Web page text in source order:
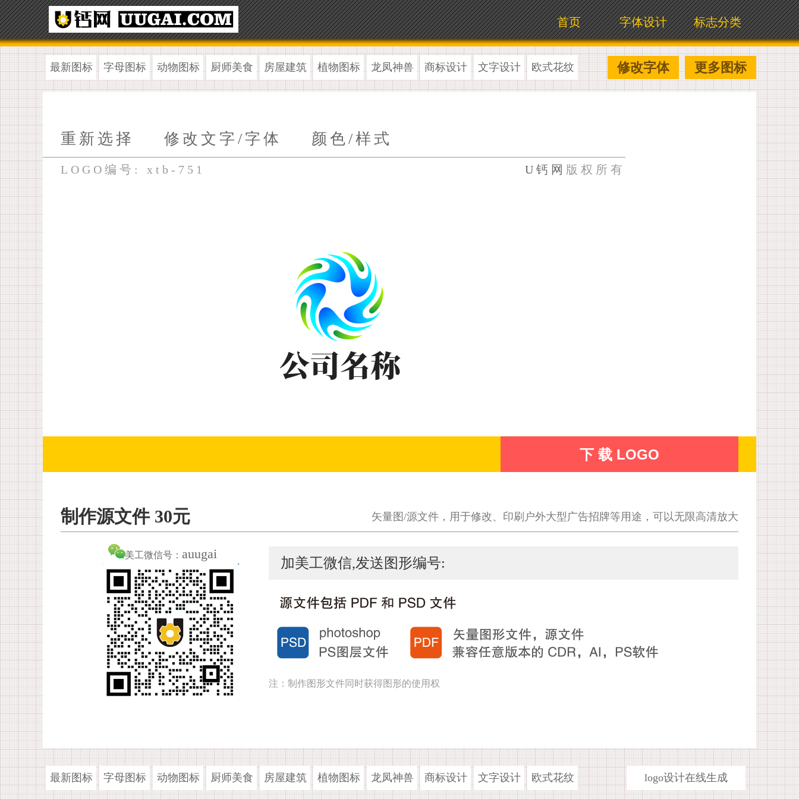
标志分类
字体设计
首页
最新图标 字母图标 动物图标 厨师美食 房屋建筑 植物图标 龙凤神兽 商标设计 文字设计 欧式花纹 更多图标
修改字体
重新选择 修改文字/字体 颜色/样式
LOGO编号: xtb-751 U钙网 版权所有
下 载 LOGO
制作源文件 30元 矢量图/源文件，用于修改、印刷户外大型广告招牌等用途，可以无限高清放大
美工微信号： auugai
加美工微信,发送图形编号:
注：制作图形文件同时获得图形的使用权
最新图标 字母图标 动物图标 厨师美食 房屋建筑 植物图标 龙凤神兽 商标设计 文字设计 欧式花纹 logo设计在线生成